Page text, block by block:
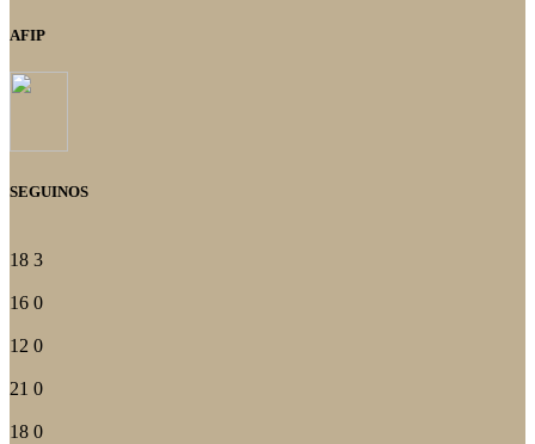
AFIP
SEGUINOS
18 3
16 0
12 0
21 0
18 0